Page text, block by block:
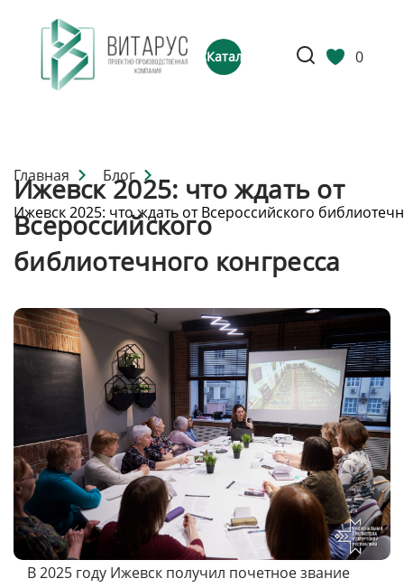
Каталог 0
Главная
Блог
Ижевск 2025: что ждать от Всероссийского
Ижевск 2025: что ждать от
Всероссийского
библиотечного конгресса
В 2025 году Ижевск получил почетное звание